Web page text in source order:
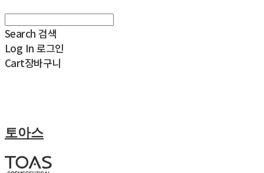
Search 검색
Log In 로그인
Cart장바구니
토아스